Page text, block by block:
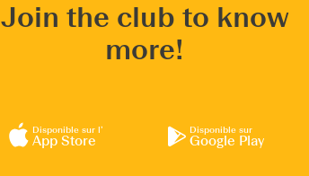
Join the club to know
more!
Disponible sur l’
App Store
Disponible sur
Google Play